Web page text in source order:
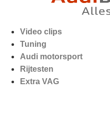
Video clips
Tuning
Audi motorsport
Rijtesten
Extra VAG